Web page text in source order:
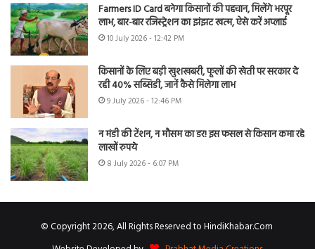
Farmers ID Card बनेगा किसानों की पहचान, मिलेंगे भरपूर
लाभ, बार-बार रजिस्ट्रेशन का झंझट खत्म, ऐसे करें अप्लाई
10 July 2026 - 12:42 PM
किसानों के लिए बड़ी खुशखबरी, फूलों की खेती पर सरकार दे
रही 40% सब्सिडी, जानें कैसे मिलेगा लाभ
9 July 2026 - 12:46 PM
न मंडी की टेंशन, न मौसम का डर! इस फसल से किसान कमा रहे
लाखों रुपये
8 July 2026 - 6:07 PM
© Copyright 2026, All Rights Reserved to HindiKhabar.Com